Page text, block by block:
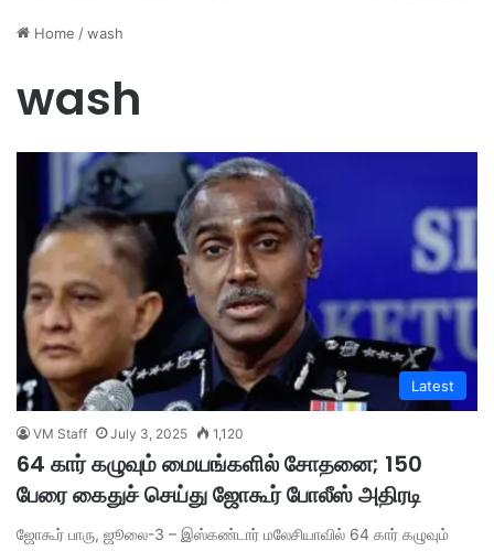
Home /wash
wash
Latest
VM Staff July 3, 2025 1,120
64 கார் கழுவும் மையங்களில் சோதனை; 150
பேரை கைதுச் செய்து ஜோகூர் போலீஸ் அதிரடி
ஜோகூர் பாரு, ஜூலை-3 – இஸ்கண்டார் மலேசியாவில் 64 கார் கழுவும்